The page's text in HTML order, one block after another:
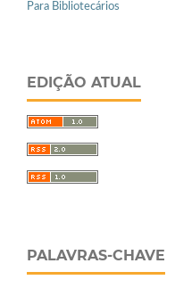
Para Bibliotecários
EDIÇÃO ATUAL
PALAVRAS-CHAVE